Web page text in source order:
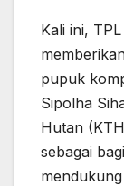
Kali ini,
pupuk
Sipolha
Hutan
sebagai